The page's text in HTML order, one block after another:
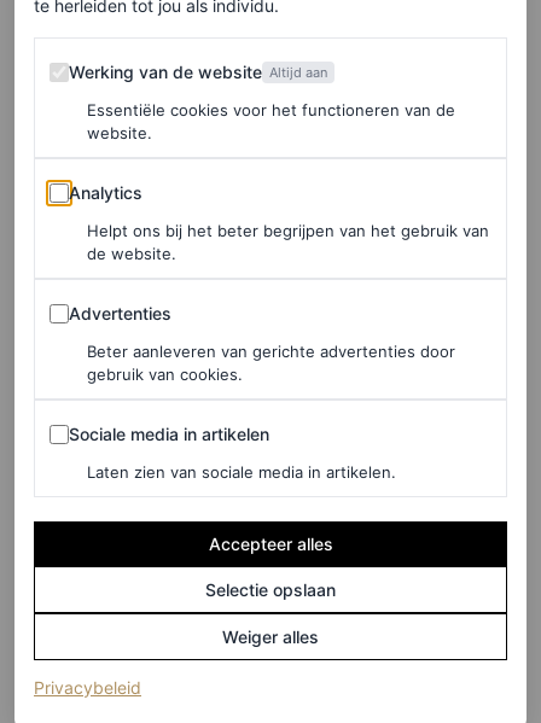
ze zeggen niet voor niets dat je jezelf moet kleden voor
de baan die je ambieert — of dat ze gewoon veel naar
‘Knockin’ on Heaven’s Door’ luistert, blijft de vraag.
Hoe dan ook, wij zijn helemaal voor Kendalls nieuwe
stijl.
LEES OOK
Kendall Jenner draagt dit Nederlandse label
tijdens New York Fashion Week
ROEL JANSSEN
Maar het resultaat? Een look die lijkt op Chalamets
portret van een jonge Dylan die door dezelfde straten van
NYC slentert, met een gitaarkoffer in de hand. In een
Harper’s Bazaar
vertelde de
kostuumontwerpster van de film over het belang van
Dylans stijlevolutie tijdens zijn vroege carrière.
te herleiden tot jou als individu.
Werking van de website
Werking van de website Altijd aan
Essentiële cookies voor het functioneren van de
website.
Analytics
Analytics
Helpt ons bij het beter begrijpen van het gebruik van
de website.
Advertenties
Advertenties
Beter aanleveren van gerichte advertenties door
gebruik van cookies.
Sociale media in artikelen
Sociale media in artikelen
Laten zien van sociale media in artikelen.
Accepteer alles
Selectie opslaan
Weiger alles
Privacybeleid